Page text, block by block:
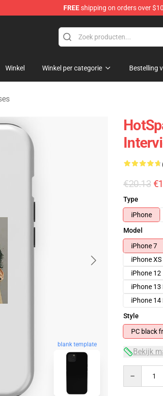
FREEshipping on orders over
Winkel Winkel per categorie Bestelling
blank template
€20.13
Type
iPhone
Model
iPhone 7
iPhone XS
iPhone 12
iPhone 13
iPhone 14
Style
PC black
Bekijk